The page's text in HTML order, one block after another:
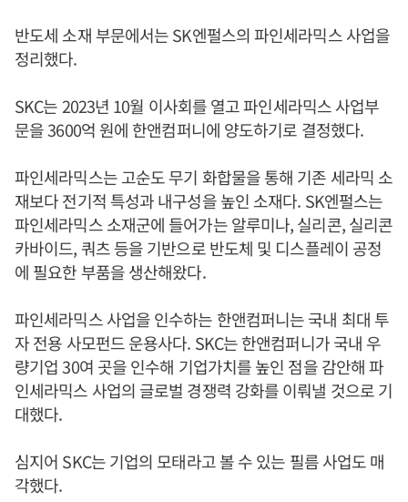
반도세 소재 부문에서는 SK엔펄스의 파인세라믹스 사업을
정리했다.
SKC는 2023년 10월 이사회를 열고 파인세라믹스 사업부
문을 3600억 원에 한앤컴퍼니에 양도하기로 결정했다.
파인세라믹스는 고순도 무기 화합물을 통해 기존 세라믹 소
재보다 전기적 특성과 내구성을 높인 소재다. SK엔펄스는
파인세라믹스 소재군에 들어가는 알루미나, 실리콘, 실리콘
카바이드, 쿼츠 등을 기반으로 반도체 및 디스플레이 공정
에 필요한 부품을 생산해왔다.
파인세라믹스 사업을 인수하는 한앤컴퍼니는 국내 최대 투
자 전용 사모펀드 운용사다. SKC는 한앤컴퍼니가 국내 우
량기업 30여 곳을 인수해 기업가치를 높인 점을 감안해 파
인세라믹스 사업의 글로벌 경쟁력 강화를 이뤄낼 것으로 기
대했다.
심지어 SKC는 기업의 모태라고 볼 수 있는 필름 사업도 매
각했다.